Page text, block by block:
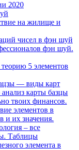
2020
на жилище и
чисел в фэн шуй
фэн шуй.
5 элементов
— виды карт
карты базцы
твоих финансов.
элементов в
и их значения.
– все
Таблицы
элемента в